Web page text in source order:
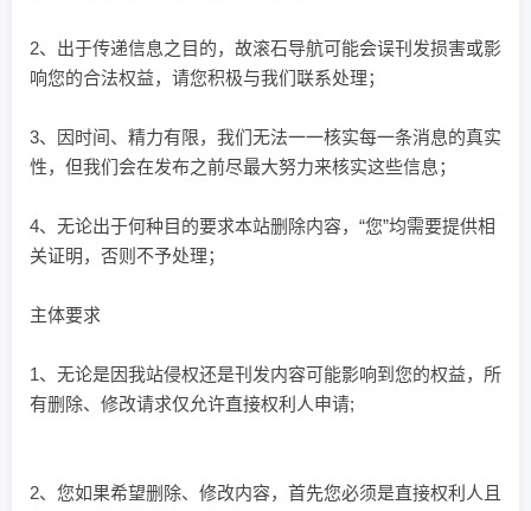
2、出于传递信息之目的，故滚石导航可能会误刊发损害或影
响您的合法权益，请您积极与我们联系处理；
3、因时间、精力有限，我们无法一一核实每一条消息的真实
性，但我们会在发布之前尽最大努力来核实这些信息；
4、无论出于何种目的要求本站删除内容，“您”均需要提供相
关证明，否则不予处理；
主体要求
1、无论是因我站侵权还是刊发内容可能影响到您的权益，所
有删除、修改请求仅允许直接权利人申请;
2、您如果希望删除、修改内容，首先您必须是直接权利人且